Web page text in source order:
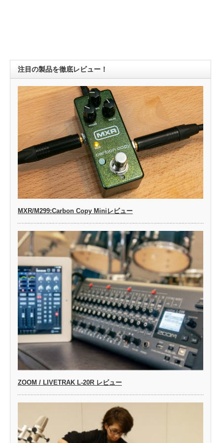
注目の製品を徹底レビュー！
MXR/M299:Carbon Copy Miniレビュー
ZOOM / LIVETRAK L-20R レビュー